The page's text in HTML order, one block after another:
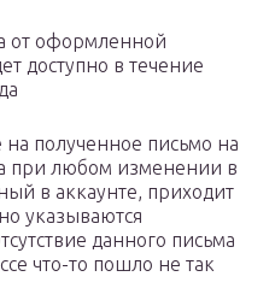
от оформленной
доступно в течение
полученное письмо на
при любом изменении в
в аккаунте, приходит
указываются
данного письма
что-то пошло не так